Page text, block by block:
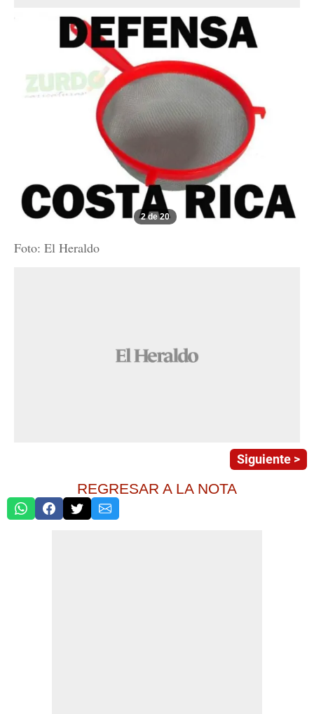
2 de 20
Foto: El Heraldo
Siguiente >
REGRESAR A LA NOTA